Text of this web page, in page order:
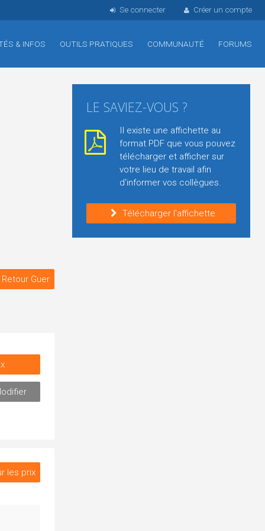
Se connecter Créer un compte
& INFOS OUTILS PRATIQUES COMMUNAUTÉ FORUMS
Retour Guer
les prix
LE SAVIEZ-VOUS ?
Il existe une affichette au
format PDF que vous pouvez
télécharger et afficher sur
votre lieu de travail afin
d'informer vos collègues.
Télécharger l'affichette